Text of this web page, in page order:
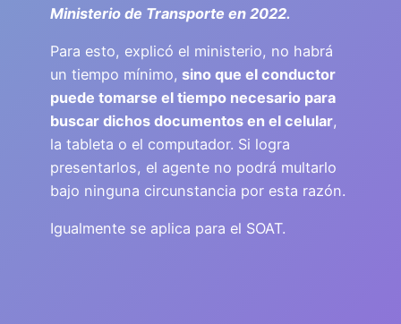
Ministerio de Transporte en 2022.
Para esto, explicó el ministerio, no habrá
un tiempo mínimo, sino que el conductor
puede tomarse el tiempo necesario para
buscar dichos documentos en el celular,
la tableta o el computador. Si logra
presentarlos, el agente no podrá multarlo
bajo ninguna circunstancia por esta razón.
Igualmente se aplica para el SOAT.